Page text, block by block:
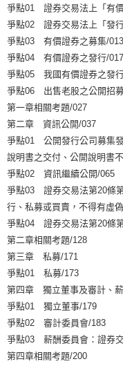
爭點01 證券交易法上「有
爭點02 證券交易法上「發
爭點03 有價證券之募集/013
爭點04 有價證券之發行/017
爭點05 我國有價證券之發
爭點06 出售老股之公開招
第一章相關考題/027
第二章 資訊公開/037
爭點01 公開發行公司募集
說明書之交付、公開說明書
爭點02 資訊繼續公開/065
爭點03 證券交易法第20條
行、私募或買賣，不得有虛
爭點04 證券交易法第20條
第二章相關考題/128
第三章 私募/171
爭點01 私募/173
第四章 獨立董事及審計、
爭點01 獨立董事/179
爭點02 審計委員會/183
爭點03 薪酬委員會：證券
第四章相關考題/200